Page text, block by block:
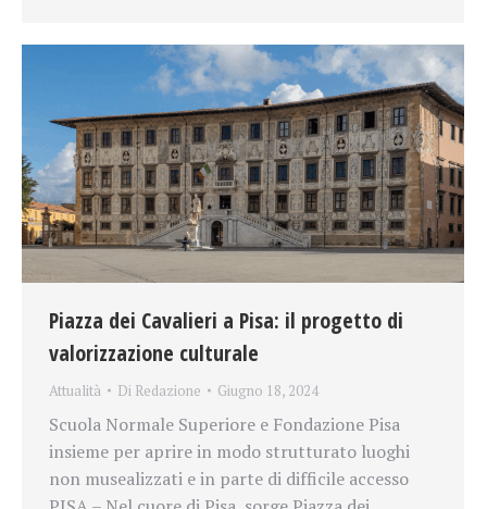
Piazza dei Cavalieri a Pisa: il progetto di
valorizzazione culturale
Attualità Di Redazione Giugno 18, 2024
Scuola Normale Superiore e Fondazione Pisa
insieme per aprire in modo strutturato luoghi
non musealizzati e in parte di difficile accesso